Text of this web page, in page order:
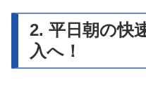
2. 平日朝の快
入へ！